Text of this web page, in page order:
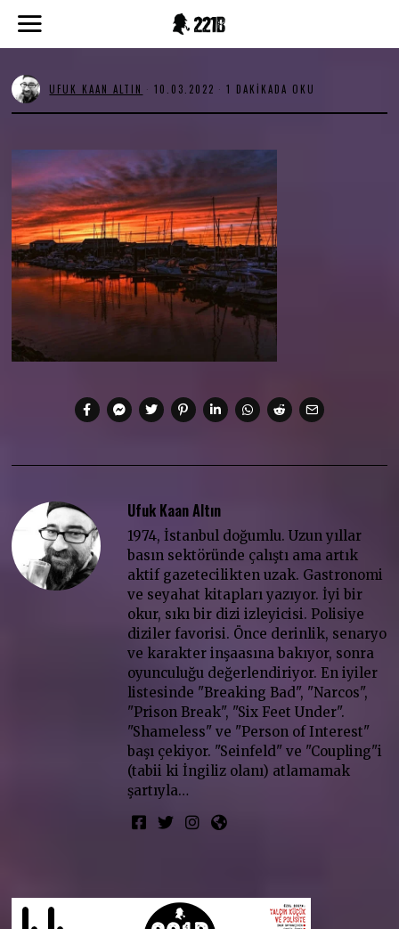
UFUK KAAN ALTIN 10.03.2022 1
.
2
2
1 DAKIKADA OKU
Ufuk Kaan Altın
1974, İstanbul doğumlu. Uzun yıllar
basın sektöründe çalıştı ama artık
aktif gazetecilikten uzak. Gastronomi
ve seyahat kitapları yazıyor. İyi bir
okur, sıkı bir dizi izleyicisi. Polisiye
diziler favorisi. Önce derinlik, senaryo
ve karakter inşaasına bakıyor, sonra
oyunculuğu değerlendiriyor. En iyiler
listesinde "Breaking Bad", "Narcos",
"Prison Break", "Six Feet Under".
"Shameless" ve "Person of Interest"
başı çekiyor. "Seinfeld" ve "Coupling"i
(tabii ki İngiliz olanı) atlamamak
şartıyla…